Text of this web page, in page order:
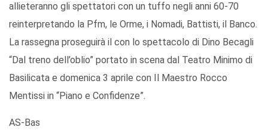
allieteranno gli spettatori con un tuffo negli anni 60-70
reinterpretando la Pfm, le Orme, i Nomadi, Battisti, il Banco.
La rassegna proseguirà il con lo spettacolo di Dino Becagli
“Dal treno dell’oblio” portato in scena dal Teatro Minimo di
Basilicata e domenica 3 aprile con Il Maestro Rocco
Mentissi in “Piano e Confidenze”.
AS-Bas